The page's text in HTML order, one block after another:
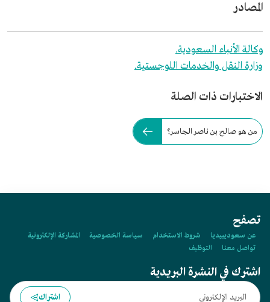
المصادر
وكالة الأنباء السعودية.
وزارة النقل والخدمات اللوجستية.
الاختبارات ذات الصلة
من هو صالح بن ناصر الجاسر؟
تصفح
عن سعوديبيديا شروط الاستخدام سياسة الخصوصية
المشاركة الإلكترونية
تواصل معنا
التوظيف
اشترك في النشرة البريدية
اشتراك